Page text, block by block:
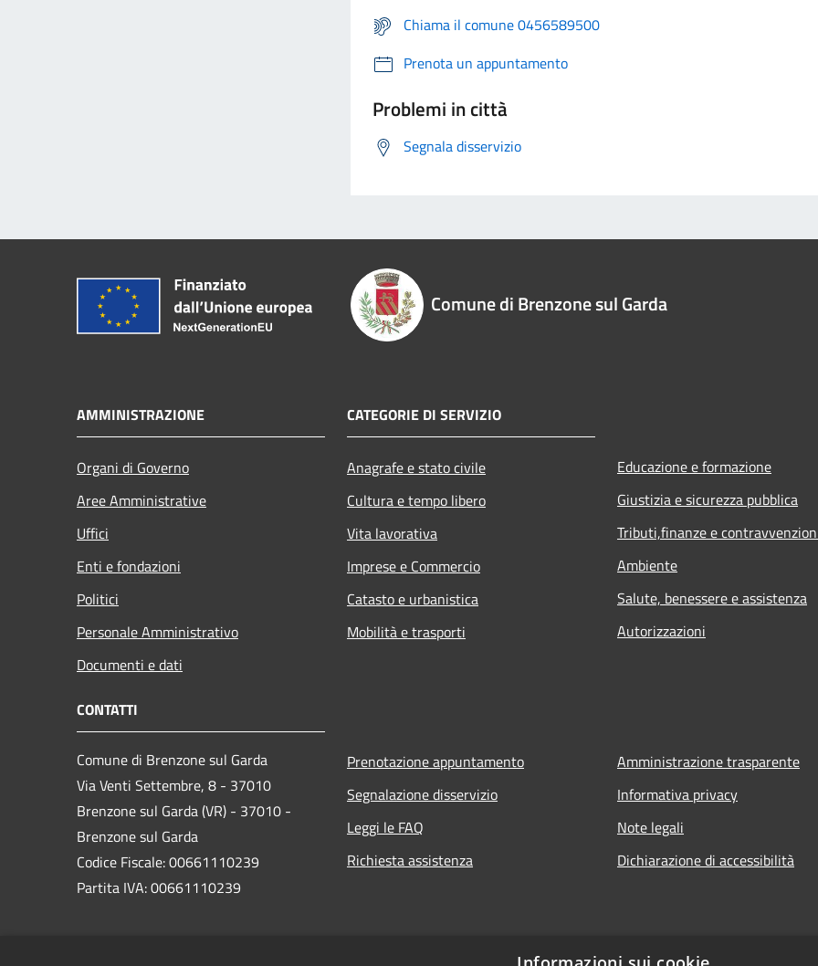
Chiama il comune 0456589500
Prenota un appuntamento
Problemi in città
Segnala disservizio
Comune di Brenzone sul Garda
AMMINISTRAZIONE
Organi di Governo
Aree Amministrative
Uffici
Enti e fondazioni
Politici
Personale Amministrativo
Documenti e dati
CATEGORIE DI SERVIZIO
Anagrafe e stato civile
Cultura e tempo libero
Vita lavorativa
Imprese e Commercio
Catasto e urbanistica
Mobilità e trasporti
Educazione e formazione
Giustizia e sicurezza pubblica
Tributi,finanze e
Ambiente
Salute, benessere e assistenza
Autorizzazioni
CONTATTI
Comune di Brenzone sul Garda
Via Venti Settembre, 8 - 37010
Brenzone sul Garda (VR) - 37010 -
Brenzone sul Garda
Codice Fiscale: 00661110239
Partita IVA: 00661110239
Prenotazione appuntamento
Segnalazione disservizio
Leggi le FAQ
Richiesta assistenza
Amministrazione trasparente
Informativa privacy
Note legali
Dichiarazione di accessibilità